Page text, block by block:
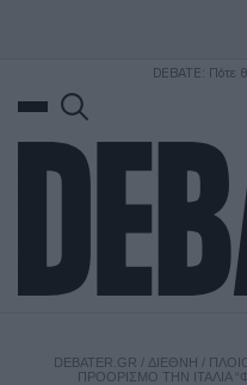
DEBATE: Πότε
DEBATER.GR / ΔΙΕΘΝΗ /
ΠΡΟΟΡΙΣΜΌ ΤΗΝ ΙΤΑΛΊΑ